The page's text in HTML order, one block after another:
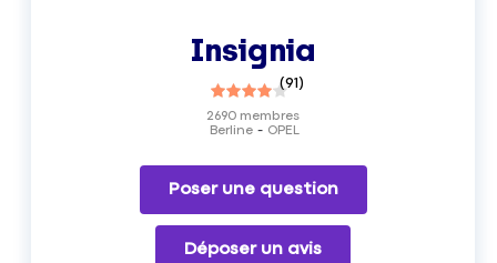
Insignia
(91)
Berline OPEL
2690 membres
Poser une question
Déposer un avis